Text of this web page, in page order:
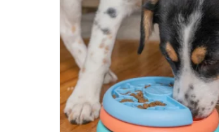
peuvent
être
choisies
sur
la
page
du
produit